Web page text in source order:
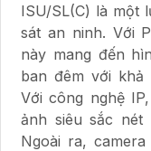
ISU/SL(C) là một
sát an ninh. Với
này mang đến
ban đêm với khả
Với công nghệ
ảnh siêu sắc
Ngoài ra,